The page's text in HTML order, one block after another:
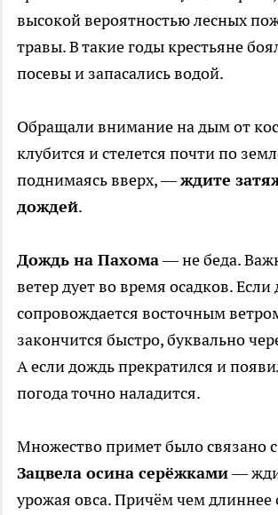
высокой вероятностью лесных
травы. В такие годы крестьяне
посевы и запасались водой.
Обращали внимание на дым от
клубится и стелется почти по
поднимаясь вверх, —ждите
дождей.
Дождь на Пахома— не беда.
ветер дует во время осадков. Если
сопровождается восточным
закончится быстро, буквально
А если дождь прекратился и
погода точно наладится.
Множество примет было связано
Зацвела осина серёжками— жди
урожая овса. Причём чем длиннее